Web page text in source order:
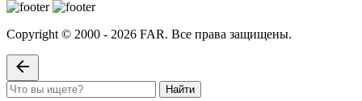
Copyright © 2000 - 2026 FAR. Все права защищены.
Найти